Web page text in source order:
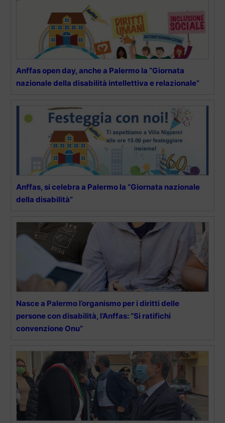
Anffas open day, anche a Palermo la “Giornata
nazionale della disabilità intellettiva e relazionale”
Anffas, si celebra a Palermo la “Giornata nazionale
della disabilità”
Nasce a Palermo l’organismo per i diritti delle
persone con disabilità, l’Anffas: “Si ratifichi
convenzione Onu”